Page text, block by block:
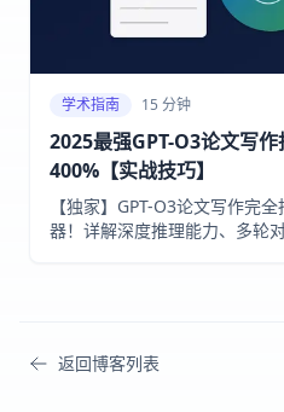
学术指南 15 分钟
2025最强GPT-O3论文写
400%【实战技巧】
【独家】GPT-O3论文写作完
器！详解深度推理能力、多轮
返回博客列表